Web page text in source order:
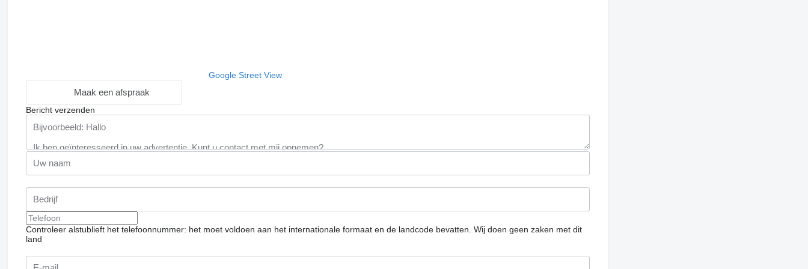
Google Street View
Maak een afspraak
Bericht verzenden
Controleer alstublieft het telefoonnummer: het moet voldoen aan het internationale formaat en de landcode bevatten. Wij doen geen zaken met dit
land